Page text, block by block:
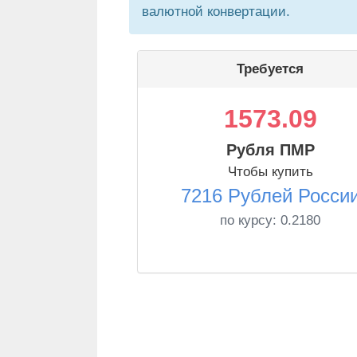
валютной конвертации.
Требуется
1573.09
Рубля ПМР
Чтобы купить
7216 Рублей
по курсу: 0.2180